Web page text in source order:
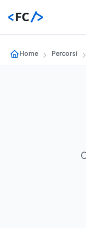
<FC/>
Home Percorsi